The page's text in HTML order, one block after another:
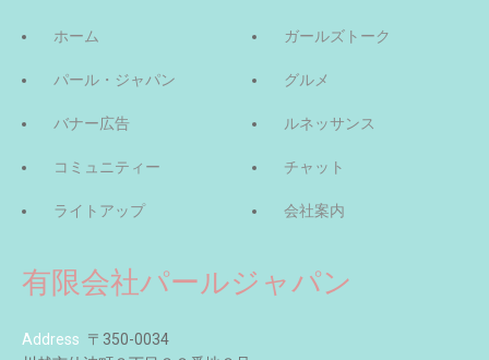
ホーム
パール・ジャパン
バナー広告
コミュニティー
ライトアップ
ガールズトーク
グルメ
ルネッサンス
チャット
会社案内
有限会社パールジャパン
Address 〒350-0034